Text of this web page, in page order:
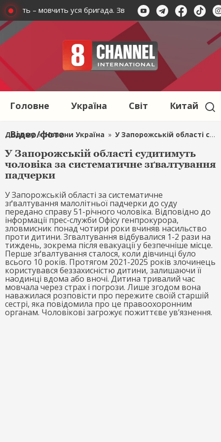
– мовчить уся бригада. Зв'язківці просять допомоги
Головне Україна Світ Китай
Відео/фото
Додому » Новини Україна » У Запорожській області судитимуть чоловіка за систематичне зґвалтування падчерки
У Запорожській області судитимуть
чоловіка за систематичне зґвалтування
падчерки
У Запорожській області за систематичне
зґвалтування малолітньої падчерки до суду
передано справу 51-річного чоловіка. Відповідно до
інформації прес-служби Офісу генпрокурора,
зловмисник понад чотири роки вчиняв насильство
проти дитини. Згвалтування відбувалися 1-2 рази на
тиждень, зокрема після евакуації у безпечніше місце.
Перше зґвалтування сталося, коли дівчинці було
всього 10 років. Протягом 2021-2025 років злочинець
користувався беззахисністю дитини, залишаючи її
наодинці вдома або вночі. Дитина тривалий час
мовчала через страх і погрози. Лише згодом вона
наважилася розповісти про пережите своїй старшій
сестрі, яка повідомила про це правоохоронним
органам. Чоловікові загрожує пожиттєве ув’язнення.